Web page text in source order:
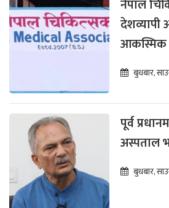
नेपाल
देशव्यापी
आकस्मिक
गर्ने बुधबार,
पूर्व
अस्पताल
बुधबार,